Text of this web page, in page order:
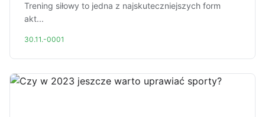
Trening siłowy to jedna z najskuteczniejszych form
akt...
30.11.-0001